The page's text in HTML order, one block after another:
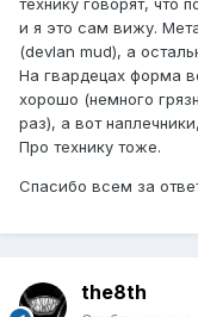
и я это сам вижу.
(devlan mud), а
На гвардецах форма
хорошо (немного
раз), а вот
Про технику тоже.
Спасибо всем за
the8th